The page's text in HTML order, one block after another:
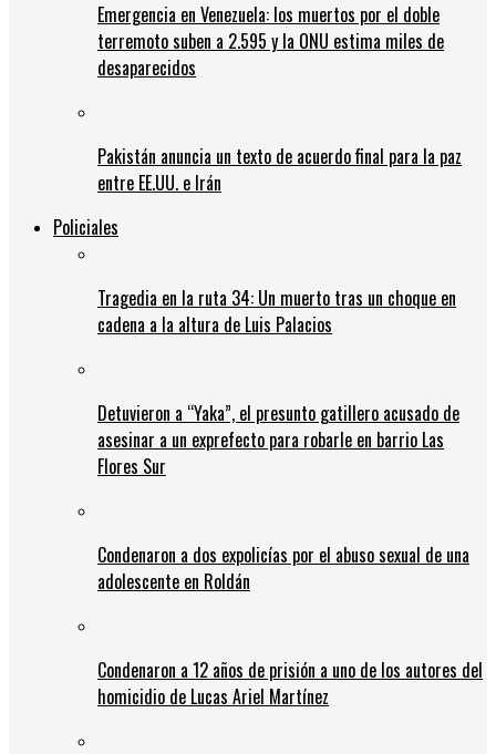
Emergencia en Venezuela: los muertos por el doble
terremoto suben a 2.595 y la ONU estima miles de
desaparecidos
Pakistán anuncia un texto de acuerdo final para la paz
entre EE.UU. e Irán
Policiales
Tragedia en la ruta 34: Un muerto tras un choque en
cadena a la altura de Luis Palacios
Detuvieron a “Yaka”, el presunto gatillero acusado de
asesinar a un exprefecto para robarle en barrio Las
Flores Sur
Condenaron a dos expolicías por el abuso sexual de una
adolescente en Roldán
Condenaron a 12 años de prisión a uno de los autores del
homicidio de Lucas Ariel Martínez